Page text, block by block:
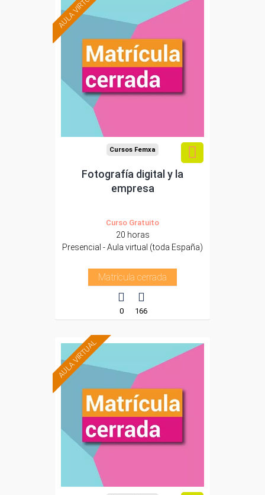
AULA VIRTUAL
Cursos Femxa
Fotografía digital y la
empresa
Curso Gratuito
20 horas
Presencial - Aula virtual (toda España)
Matrícula cerrada
0 166
AULA VIRTUAL